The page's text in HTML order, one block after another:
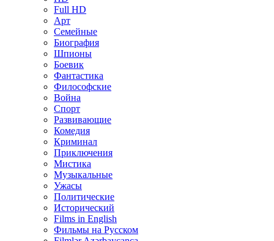
Full HD
Арт
Семейные
Биография
Шпионы
Боевик
Фантастика
Философские
Война
Спорт
Развивающие
Комедия
Криминал
Приключения
Мистика
Музыкальные
Ужасы
Политические
Исторический
Films in English
Фильмы на Русском